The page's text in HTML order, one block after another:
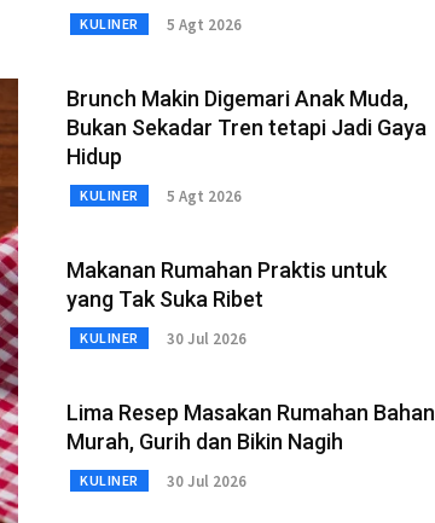
KULINER 5 Agt 2026
Brunch Makin Digemari Anak Muda,
Bukan Sekadar Tren tetapi Jadi Gaya
Hidup
KULINER 5 Agt 2026
Makanan Rumahan Praktis untuk
yang Tak Suka Ribet
KULINER 30 Jul 2026
Lima Resep Masakan Rumahan Bahan
Murah, Gurih dan Bikin Nagih
KULINER 30 Jul 2026